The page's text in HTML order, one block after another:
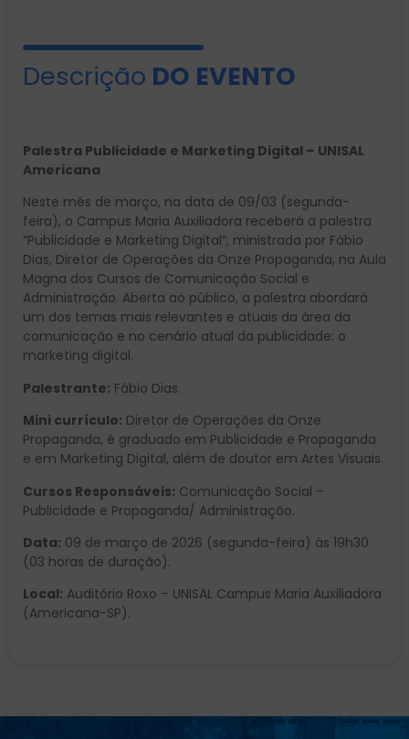
Descrição DO EVENTO
Palestra Publicidade e Marketing Digital – UNISAL
Americana
Neste mês de março, na data de 09/03 (segunda-
feira), o Campus Maria Auxiliadora receberá a palestra
“Publicidade e Marketing Digital”, ministrada por Fábio
Dias, Diretor de Operações da Onze Propaganda, na Aula
Magna dos Cursos de Comunicação Social e
Administração. Aberta ao público, a palestra abordará
um dos temas mais relevantes e atuais da área da
comunicação e no cenário atual da publicidade: o
marketing digital.
Palestrante: Fábio Dias.
Mini currículo: Diretor de Operações da Onze
Propaganda, é graduado em Publicidade e Propaganda
e em Marketing Digital, além de doutor em Artes Visuais.
Cursos Responsáveis: Comunicação Social –
Publicidade e Propaganda/ Administração.
Data: 09 de março de 2026 (segunda-feira) às 19h30
(03 horas de duração).
Local: Auditório Roxo – UNISAL Campus Maria Auxiliadora
(Americana-SP).